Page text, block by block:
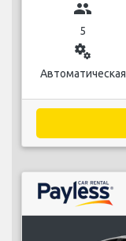
group
5
miscellaneous_services
Автоматическая